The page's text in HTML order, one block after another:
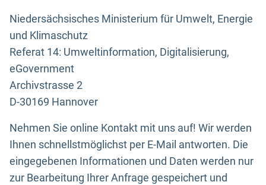
Niedersächsisches Ministerium für Umwelt, Energie
und Klimaschutz
Referat 14: Umweltinformation, Digitalisierung,
eGovernment
Archivstrasse 2
D-30169 Hannover
Nehmen Sie online Kontakt mit uns auf! Wir werden
Ihnen schnellstmöglichst per E-Mail antworten. Die
eingegebenen Informationen und Daten werden nur
zur Bearbeitung Ihrer Anfrage gespeichert und